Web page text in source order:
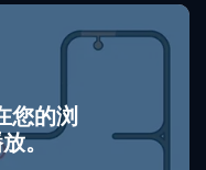
您的浏
。